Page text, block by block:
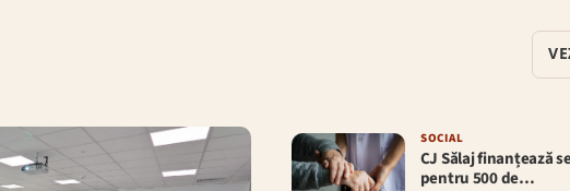
SOCIAL
CJ Sălaj finanțează
pentru 500 de…